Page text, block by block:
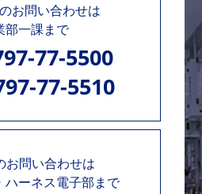
お問い合わせは
部一課まで
77-5500
77-5510
お問い合わせは
ハーネス電子部まで